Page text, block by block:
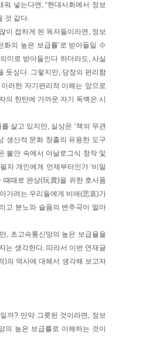
워 넣는다면, “현대사회에서 정보
것 같다.
이 접하게 된 독자들이라면, 정보
의 높은 보급률’로 받아들일 수
미로 받아들인다 하더라도, 사실
듯싶다. 그렇지만, 당장의 편리함
러한 자기편리적 이해는 앞으로
의 한탄에 가까운 자기 독백은 시
살고 있지만, 실상은 ‘책의 무관
생산적 문화 창출의 유용한 도구
불안 속에서 아날로그식 창작 및
자 개인에게 언제부터인가 ‘비밀
때때로 완상(玩賞)을 위한 호사품
가려는 우리들에게 비애(悲哀)가
고 분노와 슬픔의 변주곡이 얼마
, 초고속통신망의 높은 보급율을
는 생각한다. 따라서 이번 연재글
)의 역사에 대해서 생각해 보고자
까? 만약 그릇된 것이라면, 정보
높은 보급률로 이해하는 것이